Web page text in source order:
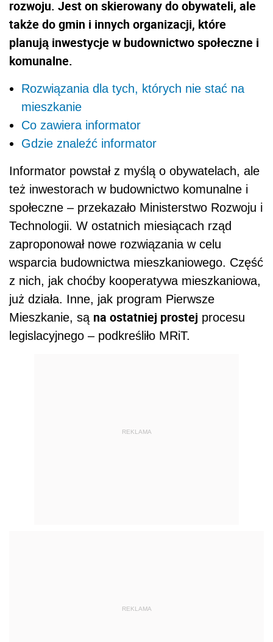
rozwoju. Jest on skierowany do obywateli, ale
także do gmin i innych organizacji, które
planują inwestycje w budownictwo społeczne i
komunalne.
Rozwiązania dla tych, których nie stać na
mieszkanie
Co zawiera informator
Gdzie znaleźć informator
Informator powstał z myślą o obywatelach, ale
też inwestorach w budownictwo komunalne i
społeczne – przekazało Ministerstwo Rozwoju i
Technologii. W ostatnich miesiącach rząd
zaproponował nowe rozwiązania w celu
wsparcia budownictwa mieszkaniowego. Część
z nich, jak choćby kooperatywa mieszkaniowa,
już działa. Inne, jak program Pierwsze
Mieszkanie, są na ostatniej prostej procesu
legislacyjnego – podkreśliło MRiT.
REKLAMA
REKLAMA